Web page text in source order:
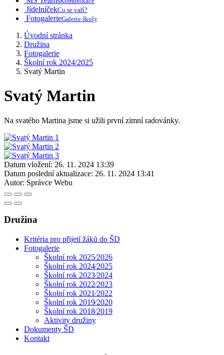
JídelníčekCo se vaří?
FotogalerieGalerie školy
Úvodní stránka
Družina
Fotogalerie
Školní rok 2024/2025
Svatý Martin
Svatý Martin
Na svatého Martina jsme si užili první zimní radovánky.
Datum vložení: 26. 11. 2024 13:39
Datum poslední aktualizace: 26. 11. 2024 13:41
Autor: Správce Webu
Družina
Kritéria pro přijetí žáků do ŠD
Fotogalerie
Školní rok 2025⁄2026
Školní rok 2024⁄2025
Školní rok 2023⁄2024
Školní rok 2022⁄2023
Školní rok 2021⁄2022
Školní rok 2019⁄2020
Školní rok 2018⁄2019
Aktivity družiny
Dokumenty ŠD
Kontakt